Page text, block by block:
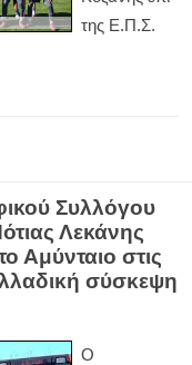
της Ε.Π.Σ.
Συλλόγου
Λεκάνης
Αμύνταιο στις
σύσκεψη
Ο